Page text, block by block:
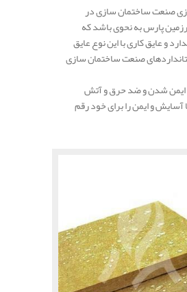
صنعت ساختمان سازی در
پارس به نحوی باشد که
و عایق کاری با این نوع عایق
صنعت ساختمان سازی
ایمن شدن و ضد حرق و آتش
و ایمن را برای خود رقم